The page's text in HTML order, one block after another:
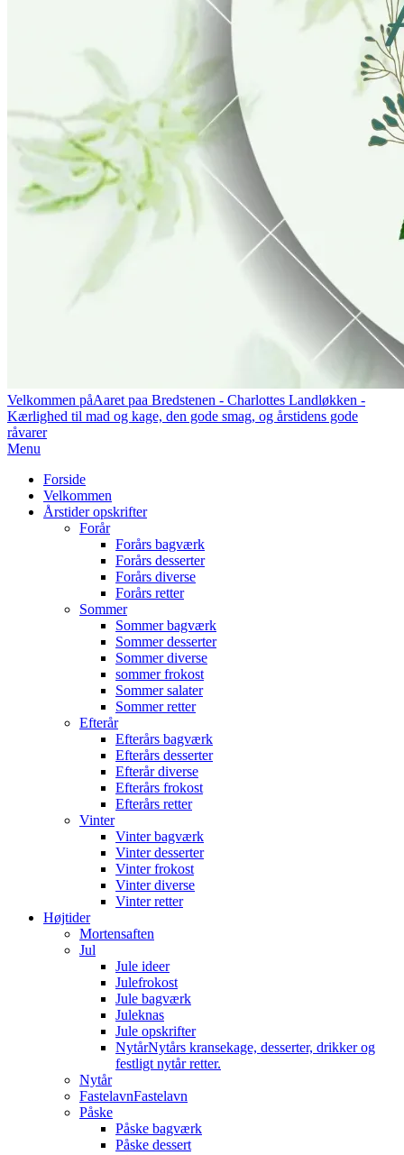
Velkommen påAaret paa Bredstenen - Charlottes Landløkken -
Kærlighed til mad og kage, den gode smag, og årstidens gode
råvarer
Primary
Menu
Menu
Forside
Velkommen
Årstider opskrifter
Forår
Forårs bagværk
Forårs desserter
Forårs diverse
Forårs retter
Sommer
Sommer bagværk
Sommer desserter
Sommer diverse
sommer frokost
Sommer salater
Sommer retter
Efterår
Efterårs bagværk
Efterårs desserter
Efterår diverse
Efterårs frokost
Efterårs retter
Vinter
Vinter bagværk
Vinter desserter
Vinter frokost
Vinter diverse
Vinter retter
Højtider
Mortensaften
Jul
Jule ideer
Julefrokost
Jule bagværk
Juleknas
Jule opskrifter
NytårNytårs kransekage, desserter, drikker og
festligt nytår retter.
Nytår
FastelavnFastelavn
Påske
Påske bagværk
Påske dessert